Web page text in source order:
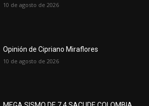
10 de agosto de 2026
Opinión de Cipriano Miraflores
10 de agosto de 2026